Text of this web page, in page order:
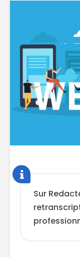
Sur